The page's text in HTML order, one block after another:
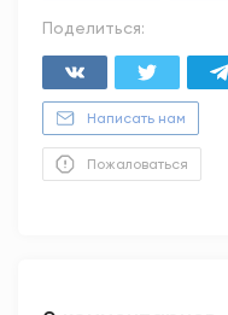
Поделиться:
Написать нам
Пожаловаться